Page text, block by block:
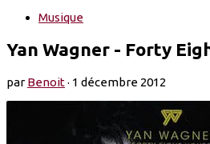
Musique
Yan Wagner - Forty
parBenoit· 1 décembre 2012